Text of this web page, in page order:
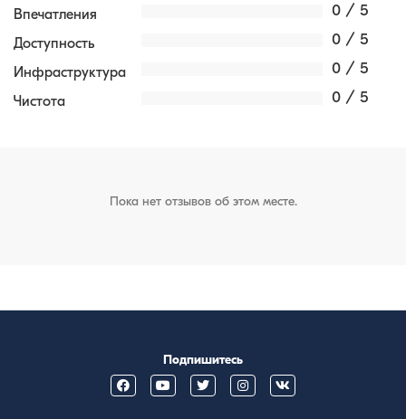
Впечатления 0 / 5
Доступность 0 / 5
Инфраструктура 0 / 5
Чистота 0 / 5
Пока нет отзывов об этом месте.
Подпишитесь